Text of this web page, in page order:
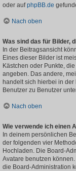
oder aufphpBB.de
Nach oben
Was sind das für Bilder,
In der Beitragsansicht
Eines dieser Bilder ist
Kästchen oder Punkte,
angeben. Das andere,
handelt sich hierbei in
Benutzer zu Benutzer
Nach oben
Wie verwende ich einen
In deinem persönlichen
der folgenden vier
Hochladen. Die Board-
Avatare benutzen
die Board-Administration